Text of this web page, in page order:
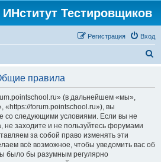
Тестировщиков
Вход
Регистрация
правила
(в дальнейшем «мы»,
«https://forum.pointschool.ru»), вы
со следующими условиями. Если вы не
не заходите и не пользуйтесь форумами
за собой право изменять эти
всё возможное, чтобы уведомить вас об
было бы разумным регулярно